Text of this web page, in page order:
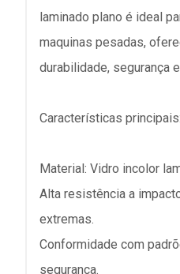
laminado plano é ideal
maquinas pesadas,
durabilidade, segurança
Características principais:
Material: Vidro incolor
Alta resistência a
extremas.
Conformidade com
segurança.